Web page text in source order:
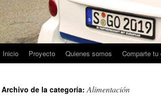
Saltar
contenido
Inicio Proyecto Quienes somos Comparte tu
Archivo de la categoría:Alimentación